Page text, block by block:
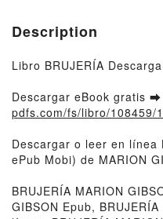
Description
Libro BRUJERÍA
Descargar eBook gratis ➡
pdfs.com/fs/libro/108459/
Descargar o leer en línea
ePub Mobi) de MARION
BRUJERÍA MARION
GIBSON Epub,